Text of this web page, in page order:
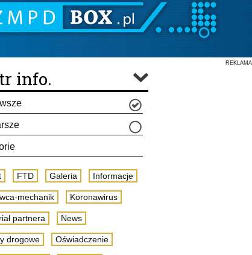
REKLAMA
info.
FTD Galeria Informacje
mechanik Koronawirus
partnera News
drogowe Oświadczenie